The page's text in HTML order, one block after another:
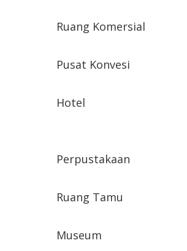
Ruang Komersial
Pusat Konvesi
Hotel
Perpustakaan
Ruang Tamu
Museum